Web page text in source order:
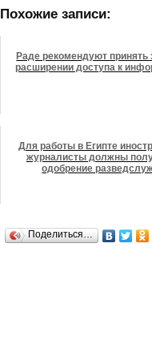
Похожие записи:
Раде рекомендуют принять
расширении доступа к
Для работы в Египте
журналисты должны
одобрение
Поделиться…